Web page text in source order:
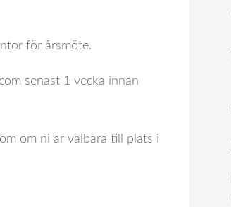
för årsmöte.
senast 1 vecka innan
om ni är valbara till plats i